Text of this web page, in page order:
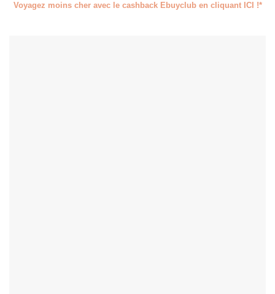
Voyagez moins cher avec le cashback Ebuyclub en cliquant ICI !*